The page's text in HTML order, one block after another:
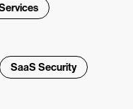
SaaS Security